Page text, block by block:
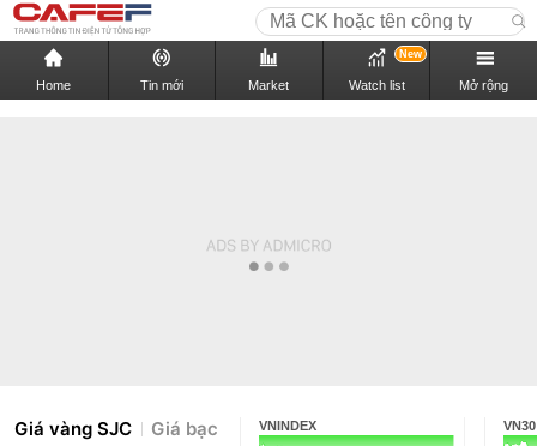
Home Tin mới Market Watch list
New
Mở rộng
Giá vàng SJC Giá bạc VNINDEX VN30